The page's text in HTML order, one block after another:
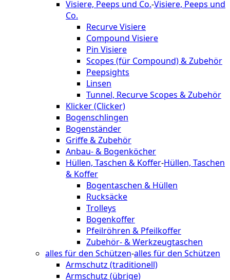
Visiere, Peeps und Co.-Visiere, Peeps und
Co.
Recurve Visiere
Compound Visiere
Pin Visiere
Scopes (für Compound) & Zubehör
Peepsights
Linsen
Tunnel, Recurve Scopes & Zubehör
Klicker (Clicker)
Bogenschlingen
Bogenständer
Griffe & Zubehör
Anbau- & Bogenköcher
Hüllen, Taschen & Koffer-Hüllen, Taschen
& Koffer
Bogentaschen & Hüllen
Rucksäcke
Trolleys
Bogenkoffer
Pfeilröhren & Pfeilkoffer
Zubehör- & Werkzeugtaschen
alles für den Schützen-alles für den Schützen
Armschutz (traditionell)
Armschutz (übrige)